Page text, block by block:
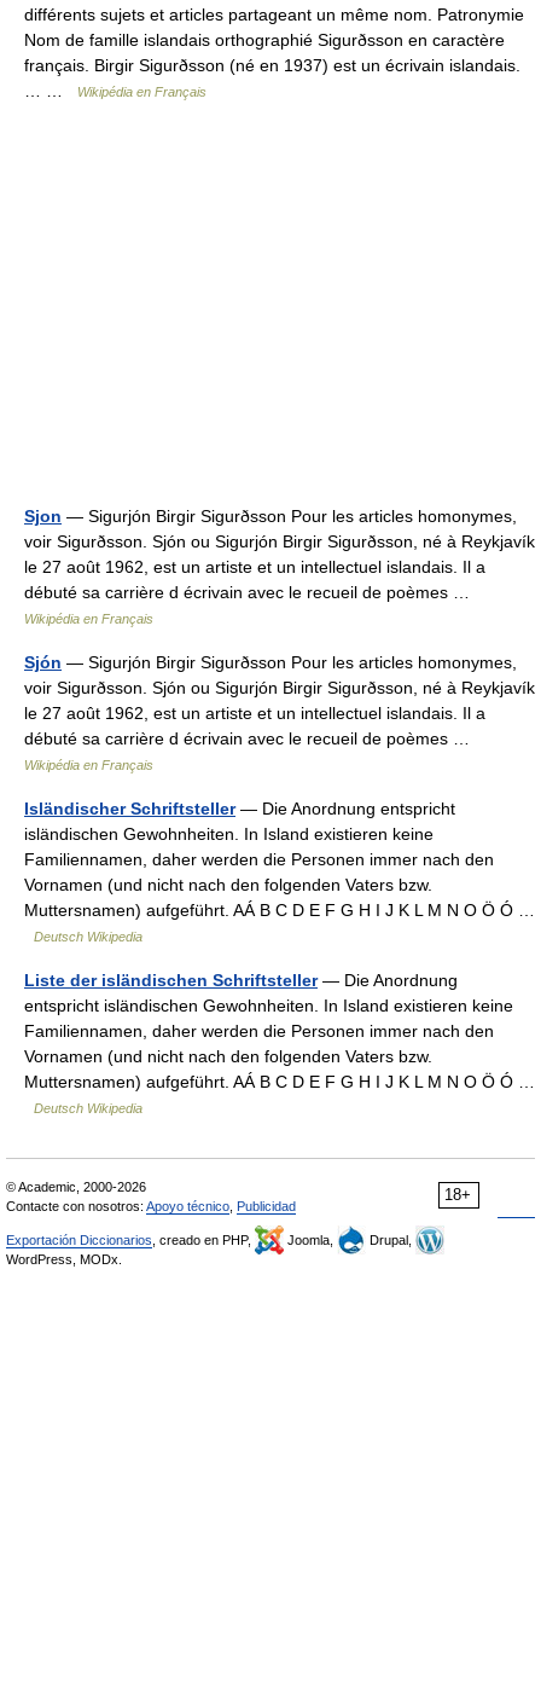
différents sujets et articles partageant un même nom. Patronymie
Nom de famille islandais orthographié Sigurðsson en caractère
français. Birgir Sigurðsson (né en 1937) est un écrivain islandais.
Wikipédia en Français
Sjon — Sigurjón Birgir Sigurðsson Pour les articles homonymes,
voir Sigurðsson. Sjón ou Sigurjón Birgir Sigurðsson, né à Reykjavík
le 27 août 1962, est un artiste et un intellectuel islandais. Il a
débuté sa carrière d écrivain avec le recueil de poèmes …
Wikipédia en Français
Sjón — Sigurjón Birgir Sigurðsson Pour les articles homonymes,
voir Sigurðsson. Sjón ou Sigurjón Birgir Sigurðsson, né à Reykjavík
le 27 août 1962, est un artiste et un intellectuel islandais. Il a
débuté sa carrière d écrivain avec le recueil de poèmes …
Wikipédia en Français
Isländischer Schriftsteller— Die Anordnung entspricht
isländischen Gewohnheiten. In Island existieren keine
Familiennamen, daher werden die Personen immer nach den
Vornamen (und nicht nach den folgenden Vaters bzw.
Muttersnamen) aufgeführt. AÁ B C D E F G H I J K L M N O Ö Ó …
Deutsch Wikipedia
Liste der isländischen Schriftsteller— Die Anordnung
entspricht isländischen Gewohnheiten. In Island existieren keine
Familiennamen, daher werden die Personen immer nach den
Vornamen (und nicht nach den folgenden Vaters bzw.
Muttersnamen) aufgeführt. AÁ B C D E F G H I J K L M N O Ö Ó …
Deutsch Wikipedia
18+
© Academic, 2000-2026
Contacte con nosotros: Apoyo técnico Publicidad
Exportación Diccionarios , creado en PHP, Joomla,
Drupal,
WordPress, MODx.